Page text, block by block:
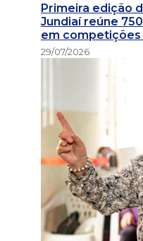
Primeira edição
Jundiaí reúne
em
29/07/2026